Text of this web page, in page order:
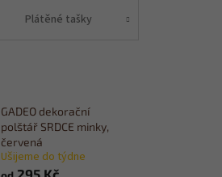
Plátěné tašky
GADEO dekorační
polštář SRDCE minky,
červená
Ušijeme do týdne
295 Kč